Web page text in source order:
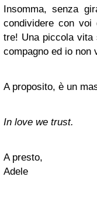
Insomma, senza
condividere con
tre! Una piccola vita
compagno ed io non
A proposito, è un
In love we trust.
A presto,
Adele